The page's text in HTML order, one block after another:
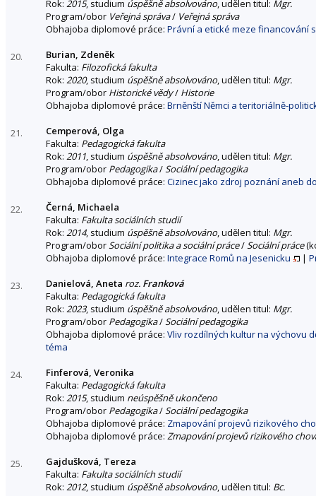
Rok: 2015, studium úspěšně absolvováno, udělen titul: Mgr.
Program/obor Veřejná správa/ Veřejná správa
Obhajoba diplomové práce: Právní a etické meze financování
20.
Burian, Zdeněk
Fakulta: Filozofická fakulta
Rok: 2020, studium úspěšně absolvováno, udělen titul: Mgr.
Program/obor Historické vědy/ Historie
Obhajoba diplomové práce: Brněnští Němci a teritoriálně-
21.
Cemperová, Olga
Fakulta: Pedagogická fakulta
Rok: 2011, studium úspěšně absolvováno, udělen titul: Mgr.
Program/obor Pedagogika/Sociální pedagogika
Obhajoba diplomové práce: Cizinec jako zdroj poznání aneb
22.
Černá, Michaela
Fakulta: Fakulta sociálních studií
Rok: 2014, studium úspěšně absolvováno, udělen titul: Mgr.
Program/oborSociální politika a sociální práce/Sociální práce
Obhajoba diplomové práce: Integrace Romů na Jesenicku |
23. Danielová, Aneta roz. Franková
Fakulta: Pedagogická fakulta
Rok: 2023, studium úspěšně absolvováno, udělen titul: Mgr.
Program/obor Pedagogika/Sociální pedagogika
Obhajoba diplomové práce: Vliv rozdílných kultur na výchovu
téma
24.
Finferová, Veronika
Fakulta: Pedagogická fakulta
Rok: 2015, studium neúspěšně ukončeno
Program/obor Pedagogika/Sociální pedagogika
Obhajoba diplomové práce: Zmapování projevů rizikového
Obhajoba diplomové práce: Zmapování projevů rizikového
25.
Gajdušková, Tereza
Fakulta: Fakulta sociálních studií
Rok: 2012, studium úspěšně absolvováno, udělen titul: Bc.